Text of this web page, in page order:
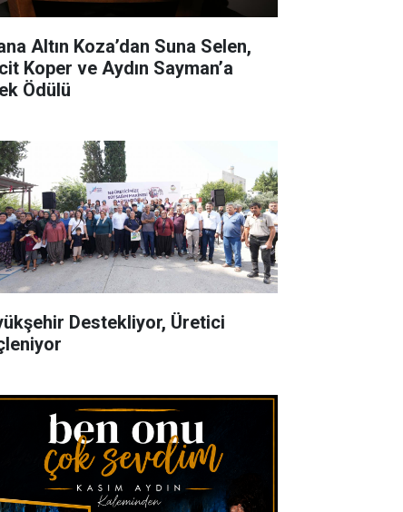
Altın Koza’dan Suna Selen,
Koper ve Aydın Sayman’a
Ödülü
Destekliyor, Üretici